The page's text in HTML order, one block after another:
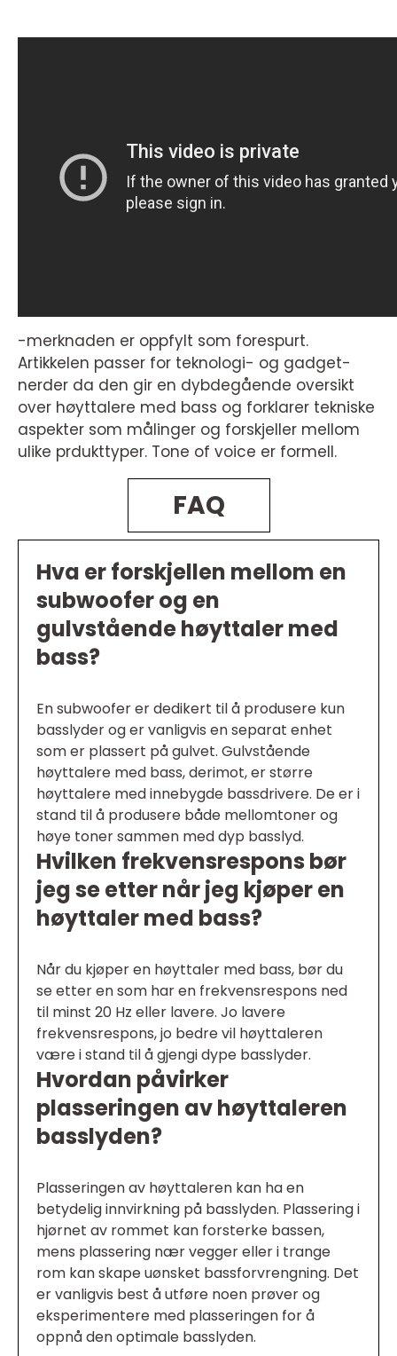
-merknaden er oppfylt som forespurt.
Artikkelen passer for teknologi- og gadget-
nerder da den gir en dybdegående oversikt
over høyttalere med bass og forklarer tekniske
aspekter som målinger og forskjeller mellom
ulike prdukttyper. Tone of voice er formell.
FAQ
Hva er forskjellen mellom en
subwoofer og en
gulvstående høyttaler med
bass?
En subwoofer er dedikert til å produsere kun
basslyder og er vanligvis en separat enhet
som er plassert på gulvet. Gulvstående
høyttalere med bass, derimot, er større
høyttalere med innebygde bassdrivere. De er i
stand til å produsere både mellomtoner og
høye toner sammen med dyp basslyd.
Hvilken frekvensrespons bør
jeg se etter når jeg kjøper en
høyttaler med bass?
Når du kjøper en høyttaler med bass, bør du
se etter en som har en frekvensrespons ned
til minst 20 Hz eller lavere. Jo lavere
frekvensrespons, jo bedre vil høyttaleren
være i stand til å gjengi dype basslyder.
Hvordan påvirker
plasseringen av høyttaleren
basslyden?
Plasseringen av høyttaleren kan ha en
betydelig innvirkning på basslyden. Plassering i
hjørnet av rommet kan forsterke bassen,
mens plassering nær vegger eller i trange
rom kan skape uønsket bassforvrengning. Det
er vanligvis best å utføre noen prøver og
eksperimentere med plasseringen for å
oppnå den optimale basslyden.